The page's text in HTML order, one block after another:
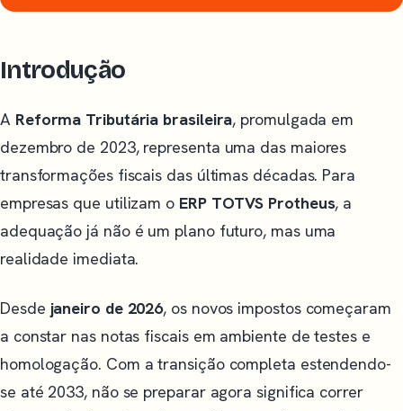
Introdução
A Reforma Tributária brasileira, promulgada em
dezembro de 2023, representa uma das maiores
transformações fiscais das últimas décadas. Para
empresas que utilizam o ERP TOTVS Protheus, a
adequação já não é um plano futuro, mas uma
realidade imediata.
Desde janeiro de 2026, os novos impostos começaram
a constar nas notas fiscais em ambiente de testes e
homologação. Com a transição completa estendendo-
se até 2033, não se preparar agora significa correr